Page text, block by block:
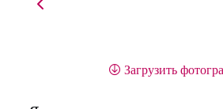
Загрузить